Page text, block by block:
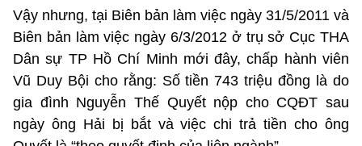
Vậy nhưng, tại Biên bản làm việc ngày 31/5/2011 và
Biên bản làm việc ngày 6/3/2012 ở trụ sở Cục THA
Dân sự TP Hồ Chí Minh mới đây, chấp hành viên
Vũ Duy Bội cho rằng: Số tiền 743 triệu đồng là do
gia đình Nguyễn Thế Quyết nộp cho CQĐT sau
ngày ông Hải bị bắt và việc chi trả tiền cho ông